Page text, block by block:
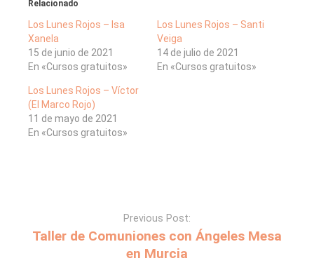
Relacionado
Los Lunes Rojos – Isa
Xanela
15 de junio de 2021
En «Cursos gratuitos»
Los Lunes Rojos – Santi
Veiga
14 de julio de 2021
En «Cursos gratuitos»
Los Lunes Rojos – Víctor
(El Marco Rojo)
11 de mayo de 2021
En «Cursos gratuitos»
Previous Post:
Taller de Comuniones con Ángeles Mesa
en Murcia